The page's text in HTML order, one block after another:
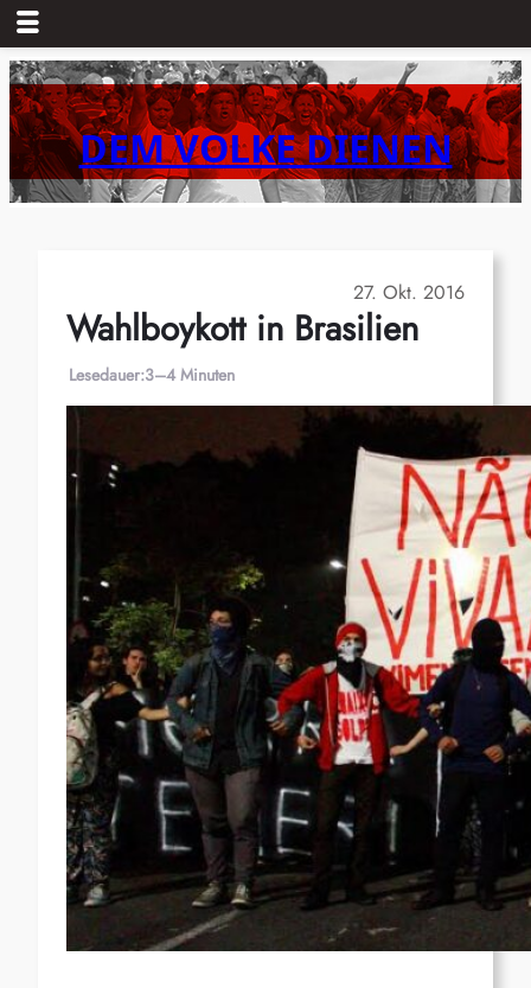
Zum
Inhalt
springenDEM VOLKE DIENEN
27. Okt. 2016
Wahlboykott in Brasilien
Lesedauer:3–4 Minuten